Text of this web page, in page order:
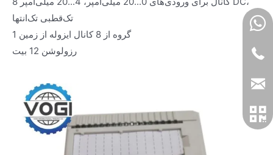
تک‌قطبی تک‌انتها
1 گروه از 8 کانال ایزوله از زمین
رزولوشن 12 بیت